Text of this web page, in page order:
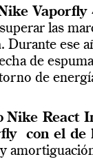
Vaporfly
las
. Durante ese
de
de
Nike React
con el de